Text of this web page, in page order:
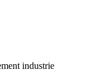
industrie